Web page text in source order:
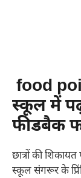
food
स्कूल में
फीडबैक
छात्रों की
स्कूल संगरूर के